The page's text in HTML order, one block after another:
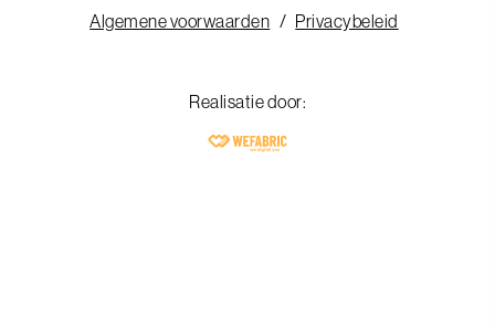
Algemene voorwaarden Privacybeleid
Realisatie door: